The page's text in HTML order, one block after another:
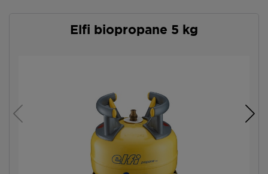
Elfi biopropane 5 kg